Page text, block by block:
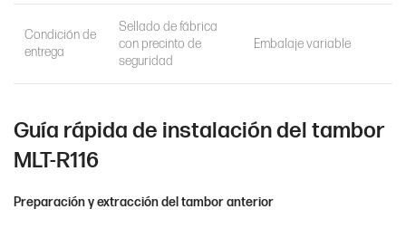
Condición de
entrega
Sellado de fábrica
con precinto de
seguridad
Embalaje variable
Guía rápida de instalación del tambor
MLT-R116
Preparación y extracción del tambor anterior